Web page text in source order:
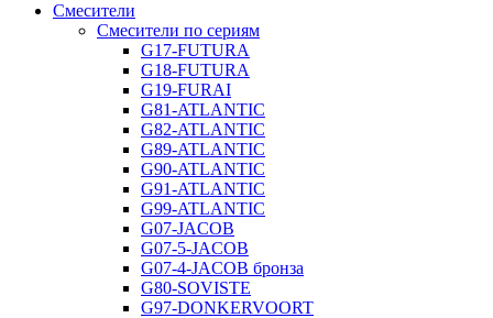
Смесители
Смесители по сериям
G17-FUTURA
G18-FUTURA
G19-FURAI
G81-ATLANTIC
G82-ATLANTIC
G89-ATLANTIC
G90-ATLANTIC
G91-ATLANTIC
G99-ATLANTIC
G07-JACOB
G07-5-JACOB
G07-4-JACOB бронза
G80-SOVISTE
G97-DONKERVOORT